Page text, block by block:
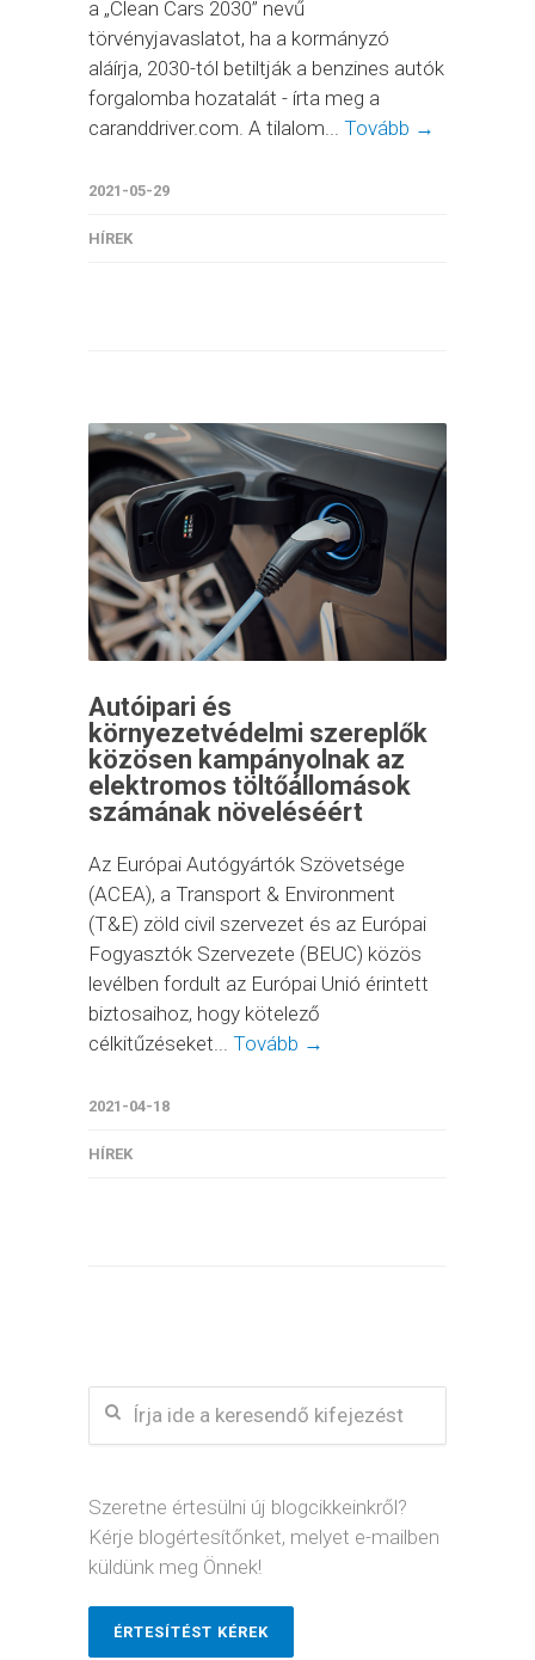
a „Clean Cars 2030” nevű
törvényjavaslatot, ha a kormányzó
aláírja, 2030-tól betiltják a benzines autók
forgalomba hozatalát - írta meg a
caranddriver.com. A tilalom... Tovább →
2021-05-29
HÍREK
Autóipari és
környezetvédelmi szereplők
közösen kampányolnak az
elektromos töltőállomások
számának növeléséért
Az Európai Autógyártók Szövetsége
(ACEA), a Transport & Environment
(T&E) zöld civil szervezet és az Európai
Fogyasztók Szervezete (BEUC) közös
levélben fordult az Európai Unió érintett
biztosaihoz, hogy kötelező
célkitűzéseket... Tovább →
2021-04-18
HÍREK
Szeretne értesülni új blogcikkeinkről?
Kérje blogértesítőnket, melyet e-mailben
küldünk meg Önnek!
ÉRTESÍTÉST KÉREK